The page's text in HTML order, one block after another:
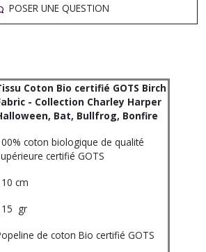
POSER UNE QUESTION
Coton Bio certifié GOTS Birch
- Collection Charley Harper
Bat, Bullfrog, Bonfire
coton biologique de qualité
certifié GOTS
cm
gr
de coton Bio certifié GOTS